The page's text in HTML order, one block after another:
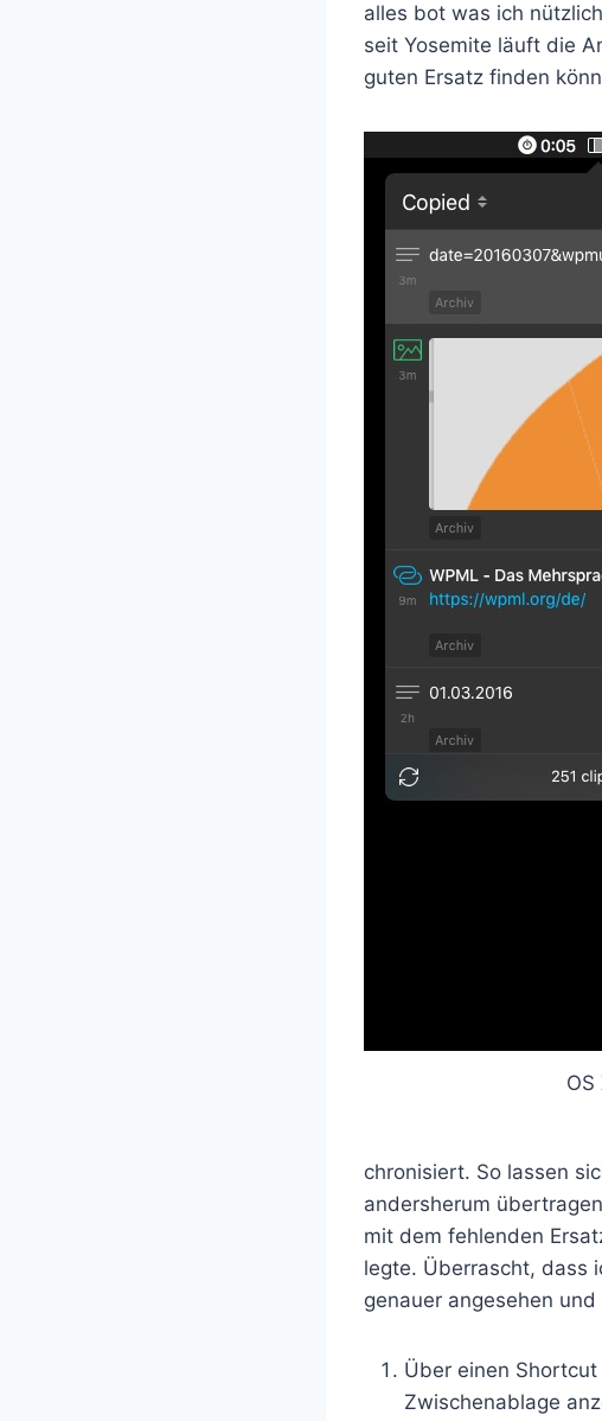
alles bot was ich
seit Yosemite läuft die
guten Ersatz finden
chronisiert. So lassen
andersherum
mit dem fehlenden
legte. Überrascht, dass
genauer angesehen
Über einen
Zwischenablage